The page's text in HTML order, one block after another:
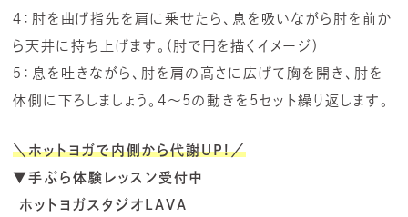
４：肘を曲げ指先を肩に乗せたら、息を吸いながら肘を前か
ら天井に持ち上げます。(肘で円を描くイメージ)
５：息を吐きながら、肘を肩の高さに広げて胸を開き、肘を
体側に下ろしましょう。4～5の動きを5セット繰り返します。
＼ホットヨガで内側から代謝UP!／
▼手ぶら体験レッスン受付中
ホットヨガスタジオLAVA